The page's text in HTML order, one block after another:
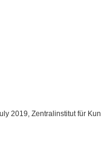
2019, Zentralinstitut für